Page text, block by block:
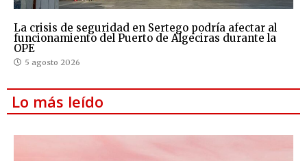
La crisis de seguridad en Sertego podría afectar al
funcionamiento del Puerto de Algeciras durante la
OPE
5 agosto 2026
Lo más leído